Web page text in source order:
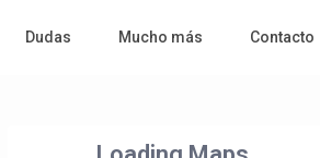
Dudas Mucho más Contacto